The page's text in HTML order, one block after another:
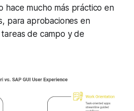
hace mucho más práctico en
para aprobaciones en
de campo y de